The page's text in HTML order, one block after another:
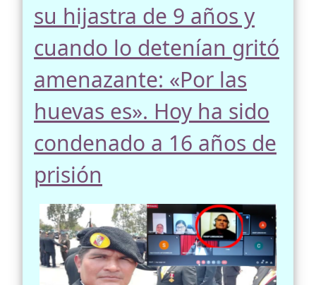
su hijastra de 9 años y
cuando lo detenían gritó
amenazante: «Por las
huevas es». Hoy ha sido
condenado a 16 años de
prisión